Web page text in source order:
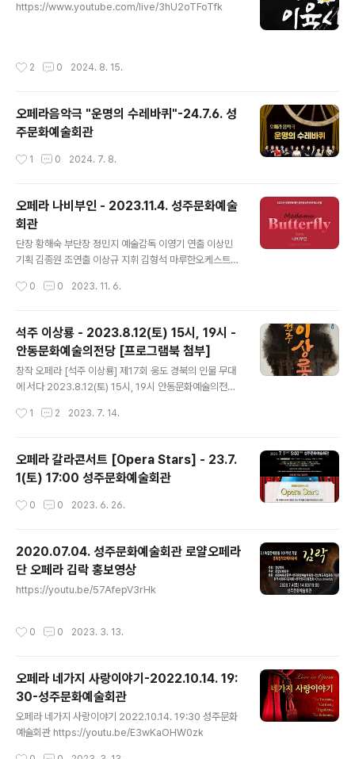
https://www.youtube.com/live/3hU2oTFoTfk
2 0 2024. 8. 15.
오페라음악극 "운명의 수레바퀴"-24.7.6. 성
주문화예술회관
1 0 2024. 7. 8.
오페라 나비부인 - 2023.11.4. 성주문화예술
회관
단장 황해숙 부단장 정민지 예술감독 이영기 연출 이상민
기획 김종원 조연출 이상규 지휘 김형석 마루한오케스트라
순 샤플레스 김만수 스즈키 김정화 고로 이현영 본조 임경
배우 이정민 전석형 아역 황유설
0 0 2023. 11. 6.
석주 이상룡 - 2023.8.12(토) 15시, 19시 -
안동문화예술의전당 [프로그램북 첨부]
창작 오페라 [석주 이상룡] 제17회 웅도 경북의 인물 무대
에 서다 2023.8.12(토) 15시, 19시 안동문화예술의전당
1 2 2023. 7. 14.
오페라 갈라콘서트 [Opera Stars] - 23.7.
1(토) 17:00 성주문화예술회관
0 0 2023. 6. 26.
2020.07.04. 성주문화예술회관 로얄오페라
단 오페라 김락 홍보영상
https://youtu.be/57AfepV3rHk
0 0 2023. 3. 13.
오페라 네가지 사랑이야기-2022.10.14. 19:
30-성주문화예술회관
오페라 네가지 사랑이야기 2022.10.14. 19:30 성주문화
예술회관 https://youtu.be/E3wKaOHW0zk